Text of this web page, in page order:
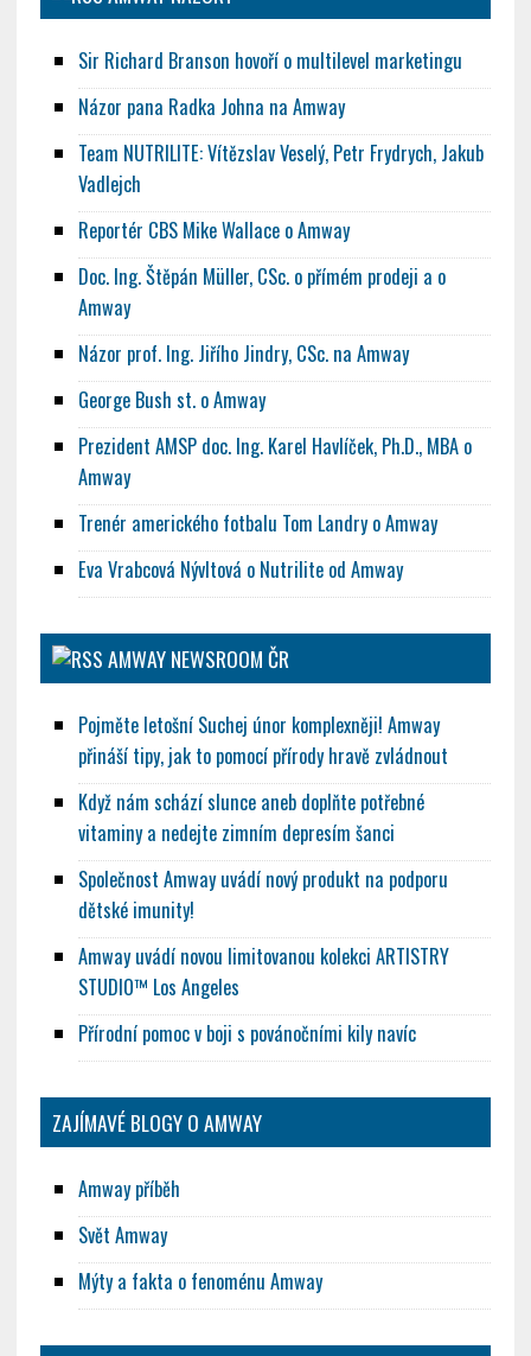
Sir Richard Branson hovoří o multilevel marketingu
Názor pana Radka Johna na Amway
Team NUTRILITE: Vítězslav Veselý, Petr Frydrych, Jakub
Vadlejch
Reportér CBS Mike Wallace o Amway
Doc. Ing. Štěpán Müller, CSc. o přímém prodeji a o
Amway
Názor prof. Ing. Jiřího Jindry, CSc. na Amway
George Bush st. o Amway
Prezident AMSP doc. Ing. Karel Havlíček, Ph.D., MBA o
Amway
Trenér amerického fotbalu Tom Landry o Amway
Eva Vrabcová Nývltová o Nutrilite od Amway
AMWAY NEWSROOM ČR
Pojměte letošní Suchej únor komplexněji! Amway
přináší tipy, jak to pomocí přírody hravě zvládnout
Když nám schází slunce aneb doplňte potřebné
vitaminy a nedejte zimním depresím šanci
Společnost Amway uvádí nový produkt na podporu
dětské imunity!
Amway uvádí novou limitovanou kolekci ARTISTRY
STUDIO™ Los Angeles
Přírodní pomoc v boji s povánočními kily navíc
ZAJÍMAVÉ BLOGY O AMWAY
Amway příběh
Svět Amway
Mýty a fakta o fenoménu Amway